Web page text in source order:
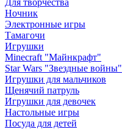
Для творчества
Ночник
Электронные игры
Тамагочи
Игрушки
Minecraft "Майнкрафт"
Star Wars "Звездные войны"
Игрушки для мальчиков
Щенячий патруль
Игрушки для девочек
Настольные игры
Посуда для детей